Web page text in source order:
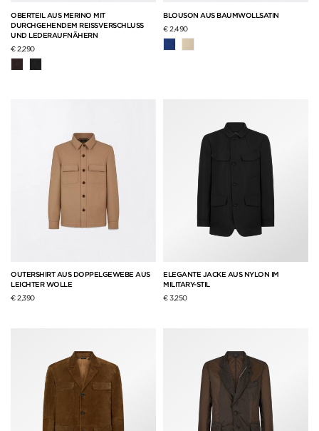
OBERTEIL AUS MERINO MIT
DURCHGEHENDEM REISSVERSCHLUSS
UND LEDERAUFNÄHERN
€ 2,290
BLOUSON AUS BAUMWOLLSATIN
€ 2,490
OUTERSHIRT AUS DOPPELGEWEBE AUS
LEICHTER WOLLE
€ 2,390
ELEGANTE JACKE AUS NYLON IM
MILITARY-STIL
€ 3,250